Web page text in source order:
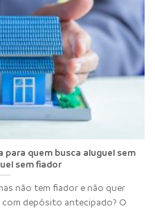
para quem busca aluguel sem
sem fiador
não tem fiador e não quer
depósito antecipado? O